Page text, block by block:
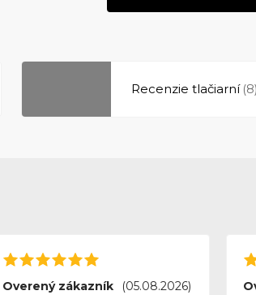
Recenzie tlačiarní (8)
Overený zákazník (05.08.2026)